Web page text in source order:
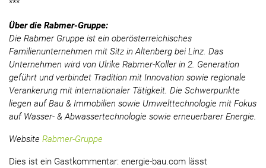
***
Über die Rabmer-Gruppe:
Die Rabmer Gruppe ist ein oberösterreichisches
Familienunternehmen mit Sitz in Altenberg bei Linz. Das
Unternehmen wird von Ulrike Rabmer-Koller in 2. Generation
geführt und verbindet Tradition mit Innovation sowie regionale
Verankerung mit internationaler Tätigkeit. Die Schwerpunkte
liegen auf Bau & Immobilien sowie Umwelttechnologie mit Fokus
auf Wasser- & Abwassertechnologie sowie erneuerbarer Energie.
Website Rabmer-Gruppe
Dies ist ein Gastkommentar: energie-bau.com lässt